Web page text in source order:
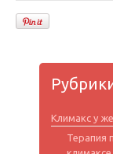
Климакс у
Терапия